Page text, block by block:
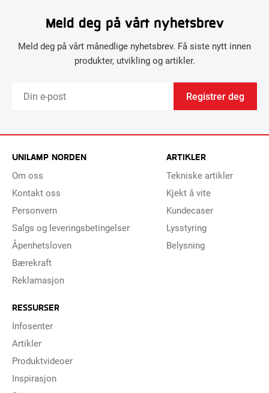
Meld deg på vårt nyhetsbrev
Meld deg på vårt månedlige nyhetsbrev. Få siste nytt innen
produkter, utvikling og artikler.
Registrer deg
UNILAMP NORDEN
Om oss
Kontakt oss
Personvern
Salgs og leveringsbetingelser
Åpenhetsloven
Bærekraft
Reklamasjon
ARTIKLER
Tekniske artikler
Kjekt å vite
Kundecaser
Lysstyring
Belysning
RESSURSER
Infosenter
Artikler
Produktvideoer
Inspirasjon